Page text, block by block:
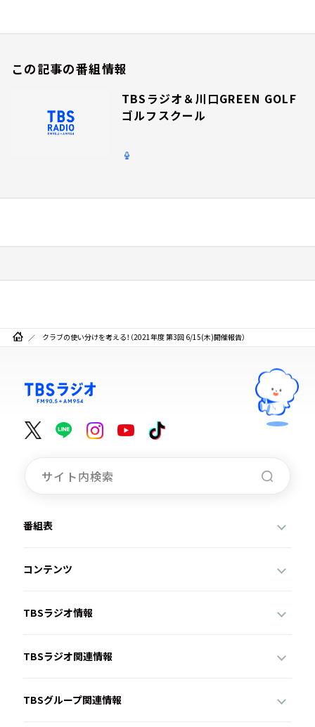
この記事の番組情報
TBSラジオ＆川口GREEN GOLF
ゴルフスクール
クラブの使い分けを考える！（2021年度 第3回 6/15(木)開催報告）
番組表
コンテンツ
TBSラジオ情報
TBSラジオ関連情報
TBSグループ関連情報